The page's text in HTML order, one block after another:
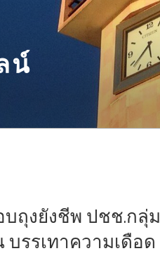
น์
ถุงยังชีพ ปชช.กลุ่ม
รรเทาความเดือด